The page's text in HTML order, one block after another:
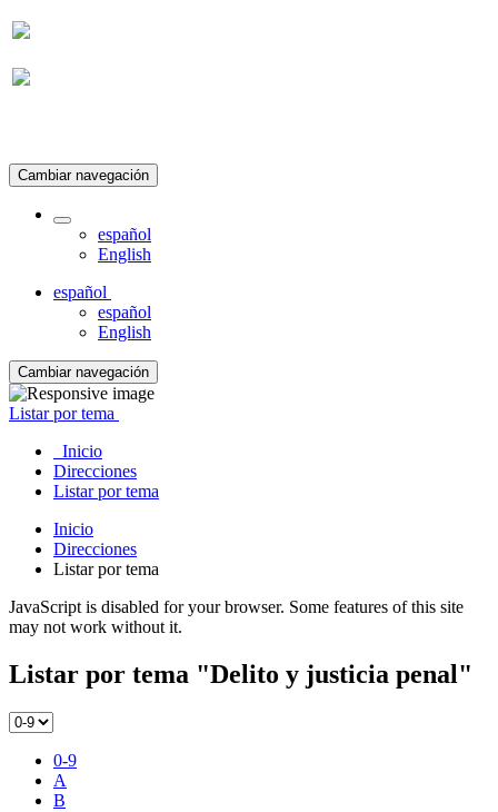
Cambiar navegación
español
English
español
español
English
Cambiar navegación
Listar por tema
Inicio
Direcciones
Listar por tema
Inicio
Direcciones
Listar por tema
JavaScript is disabled for your browser. Some features of this site
may not work without it.
Listar por tema "Delito y justicia penal"
0-9
A
B